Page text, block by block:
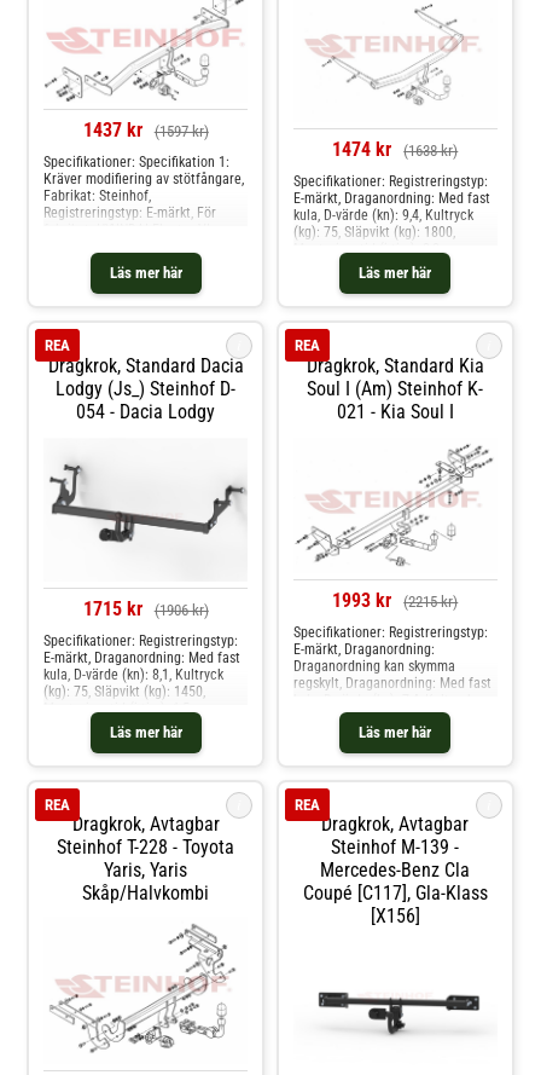
1437 kr (1597 kr)
Läs mer här
Specifikationer: Specifikation 1:
Kräver modifiering av stötfångare,
Fabrikat: Steinhof,
Registreringstyp: E-märkt, För
kula, D-värde (kn): 8.3, Kultryck
(kg): 75, Släpvikt (kg): 1500, Från
årsmodell: 01.2016, Monteringstid
bilmodelle: hyundai elantra sedan
vi
1474 kr (1638 kr)
Läs mer här
Specifikationer: Registreringstyp:
E-märkt, Draganordning: Med fast
kula, D-värde (kn): 9,4, Kultryck
(kg): 75, Släpvikt (kg): 1800,
Monteringstid (i tim): 2,0
Produkten passar dessa
bilmodelle: mazda 3 sedan
Dragkrok, Standard Dacia
Lodgy (js_) Steinhof D-
054 - Dacia Lodgy
REA
1715 kr (1906 kr)
Läs mer här
Specifikationer: Registreringstyp:
E-märkt, Draganordning: Med fast
kula, D-värde (kn): 8,1, Kultryck
(kg): 75, Släpvikt (kg): 1450,
Produkten passar dessa
bilmodelle: dacia lodgy
Dragkrok, Standard Kia
Soul I (am) Steinhof K-
021 - Kia Soul I
REA
1993 kr (2215 kr)
Läs mer här
Specifikationer: Registreringstyp:
E-märkt, Draganordning:
Draganordning kan skymma
regskylt, Draganordning: Med fast
(kg): 52, Släpvikt (kg): 1300,
Monteringstid (i tim): 1,5
Produkten passar dessa
Dragkrok, Avtagbar
Steinhof T-228 - Toyota
Yaris, Yaris
Skåp/halvkombi
REA
Dragkrok, Avtagbar
Steinhof M-139 -
Mercedes-Benz Cla
Coupé [c117], Gla-Klass
[x156]
REA